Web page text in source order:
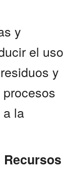
y
el uso
y
a la